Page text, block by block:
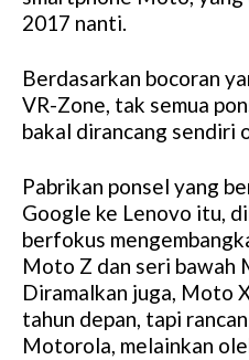
2017 nanti.
Berdasarkan bocoran
VR-Zone, tak semua
bakal dirancang sendiri
Pabrikan ponsel yang
Google ke Lenovo itu,
berfokus
Moto Z dan seri bawah
Diramalkan juga, Moto
tahun depan, tapi
Motorola, melainkan